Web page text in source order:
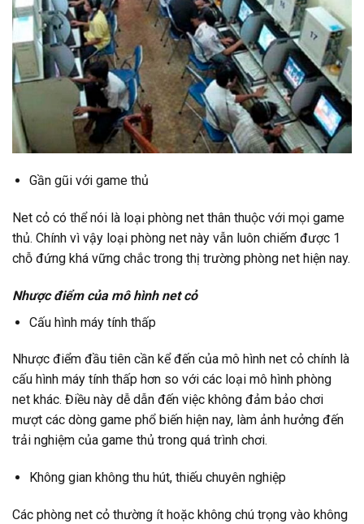
Gần gũi với game thủ
Net cỏ có thể nói là loại phòng net thân thuộc với mọi game
thủ. Chính vì vậy loại phòng net này vẫn luôn chiếm được 1
chỗ đứng khá vững chắc trong thị trường phòng net hiện nay.
Nhược điểm của mô hình net cỏ
Cấu hình máy tính thấp
Nhược điểm đầu tiên cần kể đến của mô hình net cỏ chính là
cấu hình máy tính thấp hơn so với các loại mô hình phòng
net khác. Điều này dễ dẫn đến việc không đảm bảo chơi
mượt các dòng game phổ biến hiện nay, làm ảnh hưởng đến
trải nghiệm của game thủ trong quá trình chơi.
Không gian không thu hút, thiếu chuyên nghiệp
Các phòng net cỏ thường ít hoặc không chú trọng vào không